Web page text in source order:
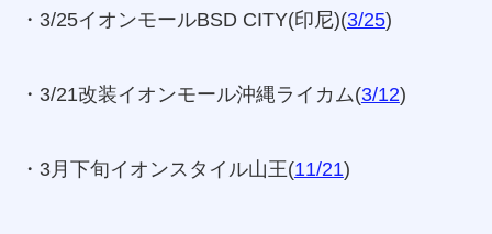
・3/25イオンモールBSD CITY(印尼)(3/25)
・3/21改装イオンモール沖縄ライカム(3/12)
・3月下旬イオンスタイル山王(11/21)